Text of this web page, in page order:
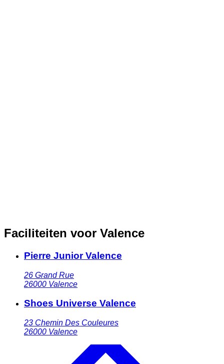
Faciliteiten voor Valence
Pierre Junior Valence
26 Grand Rue
26000 Valence
Shoes Universe Valence
23 Chemin Des Couleures
26000 Valence